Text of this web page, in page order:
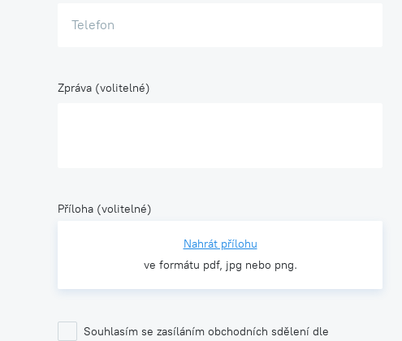
Zpráva (volitelné)
Příloha (volitelné)
Nahrát přílohu
ve formátu pdf, jpg nebo png.
Souhlasím se zasíláním obchodních sdělení dle